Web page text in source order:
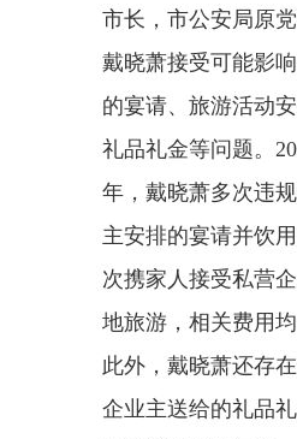
市长，市公安局原
戴晓萧接受可能影
的宴请、旅游活动
礼品礼金等问题。
年，戴晓萧多次违
主安排的宴请并饮
次携家人接受私营
地旅游，相关费用均
此外，戴晓萧还存
企业主送给的礼品